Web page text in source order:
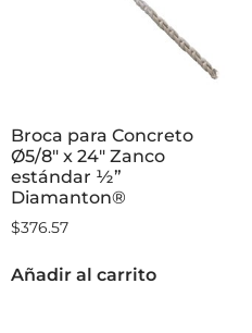
Broca para Concreto
Ø5/8″ x 24″ Zanco
estándar ½”
Diamanton®
$376.57
Añadir al carrito